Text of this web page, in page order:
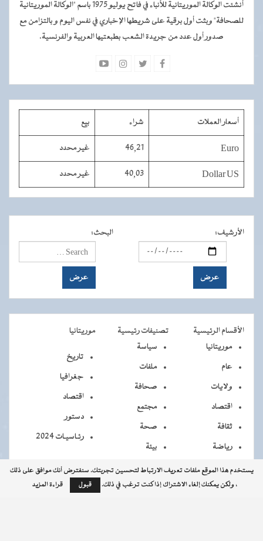
أنشئت الوكالة الموريتانية للأنباء في فاتح يوليو 1975 باسم "الوكالة الموريتانية
للصحافة" وبثت أول برقية على شريطها الإخباري في نفس اليوم و بالتزامن مع
صدور أول عدد من جريدة الشعب بطبعتيها العربية والفرنسية.
أسعار العملات شراء بيع
Euro
46,21 غير محدد
Dollar US
40,03 غير محدد
الأرشيف: البحث:
الأقسام الرئيسية تصنيفات رئيسية
موريتانيا
موريتانيا
عام
ولايات
اقتصاد
ثقافة
رياضة
سياسة
ملفات
صحافة
مجتمع
صحة
بيئة
تاريخ
جغرافيا
اقتصاد
دستور
رئـاسيـات 2024
يستخدم هذا الموقع ملفات تعريف الارتباط لتحسين تجربتك. سنفترض أنك موافق على ذلك
، ولكن يمكنك إلغاء الاشتراك إذا كنت ترغب في ذلك.
قبول قراءة المزيد